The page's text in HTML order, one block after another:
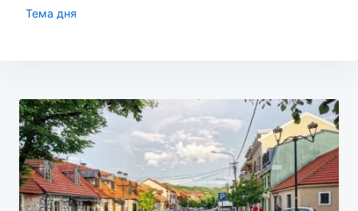
Тема дня
Навигация
по
записям